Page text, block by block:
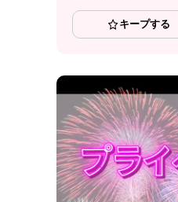
キープする